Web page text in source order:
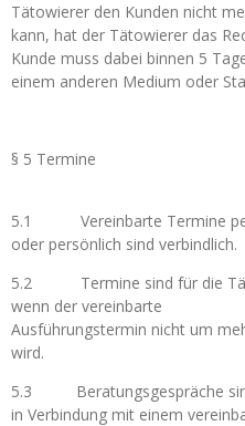
Tätowierer den Kunden nicht
kann, hat der Tätowierer das
Kunde muss dabei binnen 5
einem anderen Medium oder
§ 5 Termine
5.1 Vereinbarte Termine per
oder persönlich sind verbindlich.
5.2 Termine sind für die
wenn der vereinbarte
Ausführungstermin nicht um
wird.
5.3 Beratungsgespräche
in Verbindung mit einem